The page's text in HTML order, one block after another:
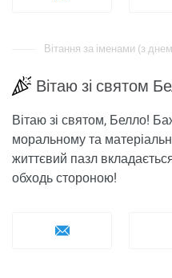
Вітання за іменами (з
Вітаю зі святом
Вітаю зі святом, Белло!
моральному та
життєвий пазл
обходь стороною!